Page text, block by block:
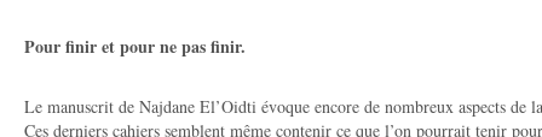
Pour finir et pour ne pas finir.
Le manuscrit de Najdane El’Oidti évoque encore de nombreux aspects de
Ces derniers cahiers semblent même contenir ce que l’on pourrait tenir